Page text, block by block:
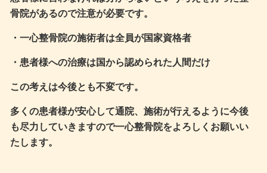
骨院があるので注意が必要です。
・一心整骨院の施術者は全員が国家資格者
・患者様への治療は国から認められた人間だけ
この考えは今後とも不変です。
多くの患者様が安心して通院、施術が行えるように今後
も尽力していきますので一心整骨院をよろしくお願いい
たします。